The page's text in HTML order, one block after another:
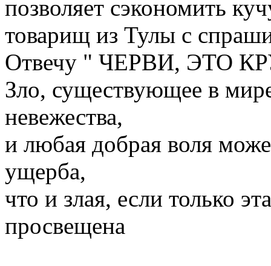
позволяет сэкономить
товарищ из Тулы с
Отвечу " ЧЕРВИ, ЭТО
Зло, существующее в
невежества,
и любая добрая воля
ущерба,
что и злая, если только
просвещена